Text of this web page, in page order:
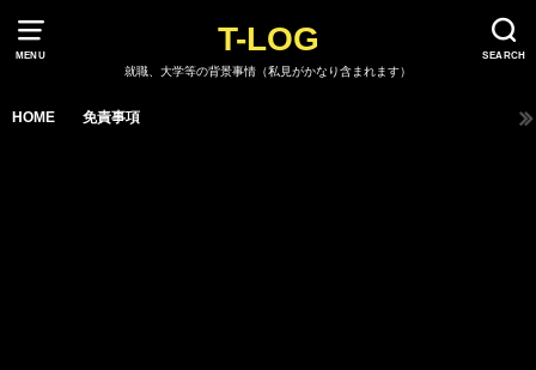
MENU SEARCH
T-LOG
就職、大学等の背景事情（私見がかなり含まれます）
HOME 免責事項